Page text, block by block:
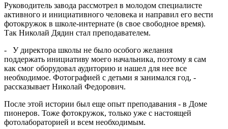
Руководитель завода рассмотрел в молодом специалисте
активного и инициативного человека и направил его вести
фотокружок в школе-интернате (в свое свободное время).
Так Николай Дядин стал преподавателем.
- У директора школы не было особого желания
поддержать инициативу моего начальника, поэтому я сам
как смог оборудовал аудиторию и нашел для нее все
необходимое. Фотографией с детьми я занимался год, -
рассказывает Николай Федорович.
После этой истории был еще опыт преподавания - в Доме
пионеров. Тоже фотокружок, только уже с настоящей
фотолабораторией и всем необходимым.